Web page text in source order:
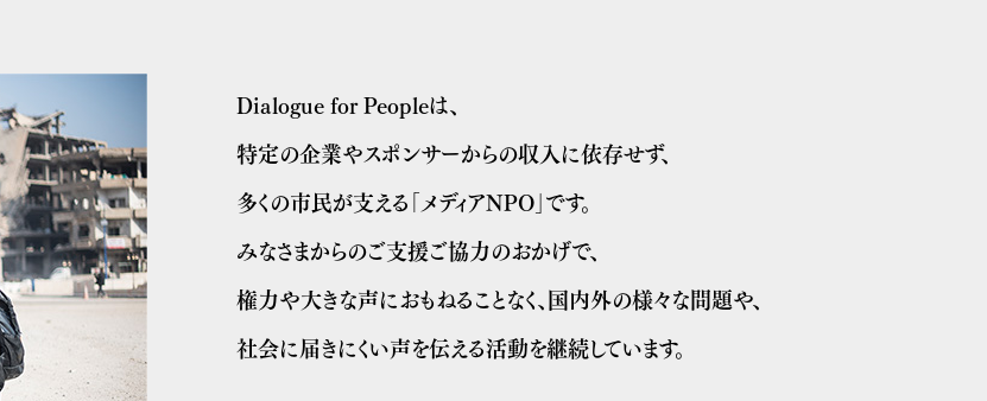
Dialogue for Peopleは、
特定の企業やスポンサーからの収入に依存せず、
多くの市民が支える「メディアNPO」です。
みなさまからのご支援ご協力のおかげで、
権力や大きな声におもねることなく、国内外の様々な問題や、
社会に届きにくい声を伝える活動を継続しています。